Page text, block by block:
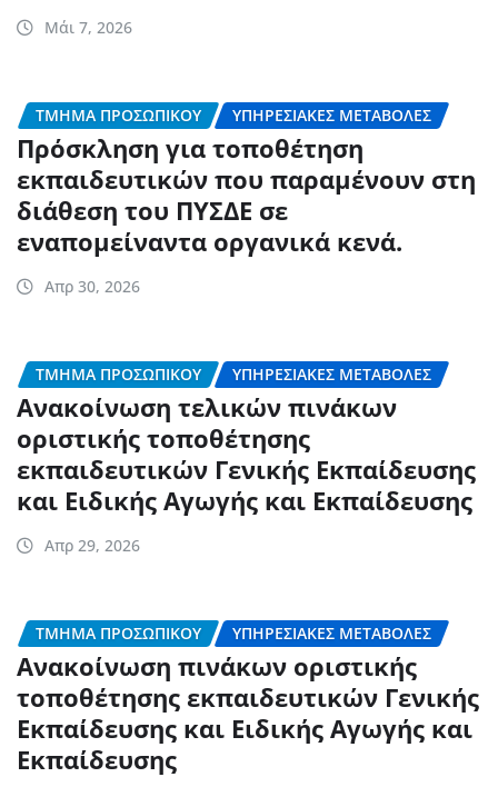
Μάι 7, 2026
ΤΜΉΜΑ ΠΡΟΣΩΠΙΚΟΎ ΥΠΗΡΕΣΙΑΚΈΣ ΜΕΤΑΒΟΛΈΣ
Πρόσκληση για τοποθέτηση
εκπαιδευτικών που παραμένουν στη
διάθεση του ΠΥΣΔΕ σε
εναπομείναντα οργανικά κενά.
Απρ 30, 2026
ΤΜΉΜΑ ΠΡΟΣΩΠΙΚΟΎ ΥΠΗΡΕΣΙΑΚΈΣ ΜΕΤΑΒΟΛΈΣ
Ανακοίνωση τελικών πινάκων
οριστικής τοποθέτησης
εκπαιδευτικών Γενικής Εκπαίδευσης
και Ειδικής Αγωγής και Εκπαίδευσης
Απρ 29, 2026
ΤΜΉΜΑ ΠΡΟΣΩΠΙΚΟΎ ΥΠΗΡΕΣΙΑΚΈΣ ΜΕΤΑΒΟΛΈΣ
Ανακοίνωση πινάκων οριστικής
τοποθέτησης εκπαιδευτικών Γενικής
Εκπαίδευσης και Ειδικής Αγωγής και
Εκπαίδευσης